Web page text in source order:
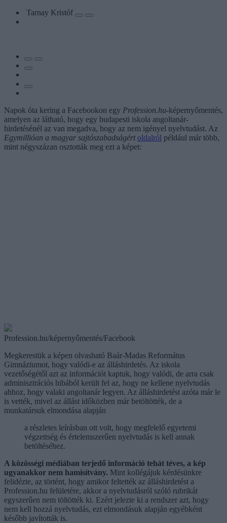
Tarnay Kristóf
Napok óta kering a Facebookon egy Profession.hu-képernyőmentés,
amelyen az látható, hogy egy budapesti iskola angoltanár-
hirdetésénél az van megadva, hogy az nem igényel nyelvtudást. Az
Egymillióan a magyar sajtószabadságért oldalról például már több,
mint négyszázan osztották meg ezt a képet:
Profession.hu/képernyőmentés/Facebook
Megkerestük a képen olvasható Baár-Madas Református
Gimnáziumot, hogy valódi-e az álláshirdetés. Az iskola
vezetőségétől azt az információt kaptuk, hogy valódi, de arra csak
adminisztrációs hibából került fel az, hogy ne kellene nyelvtudás
ahhoz, hogy valaki angoltanár legyen. Az álláshirdetést azóta már le
is vették, mivel az állást időközben már betöltötték, de a
munkatársuk elmondása alapján
a részletes leírásban ott volt, hogy megfelelő egyetemi
végzettség és értelemszerűen nyelvtudás is kell annak
betöltéséhez.
A közösségi médiában terjedő információ tehát téves, a kép
ugyanakkor nem hamisítvány. Mint kollégájuk kérdésünkre
felidézte, az történt, hogy amikor feltették az álláshirdetést a
Profession.hu felületére, akkor a nyelvtudásról szóló rubrikát
egyszerűen nem töltötték ki. Ezért jelezte ki a rendszer azt, hogy
nem kell hozzá nyelvtudás, ezt elmondásuk alapján egyébként
később javították is.